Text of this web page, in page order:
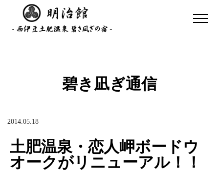
碧き凪ぎ通信
2014.05.18
土肥温泉・恋人岬ボードウ
オークがリニューアル！！